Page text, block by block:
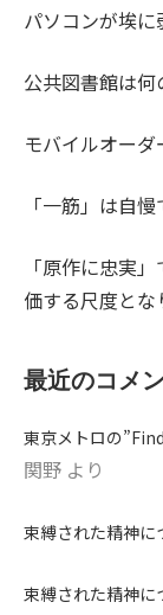
パソコンが埃
公共図書館は
モバイルオー
「一筋」は自
「原作に忠実
価する尺度とな
最近のコメ
東京メトロの
関野 より
束縛された精神に
束縛された精神に